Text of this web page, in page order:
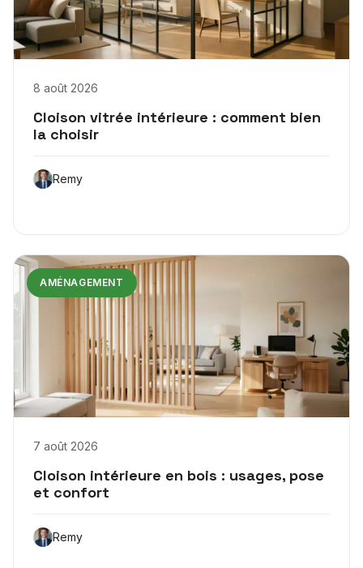
8 août 2026
Cloison vitrée intérieure : comment bien
la choisir
Remy
AMÉNAGEMENT
7 août 2026
Cloison intérieure en bois : usages, pose
et confort
Remy